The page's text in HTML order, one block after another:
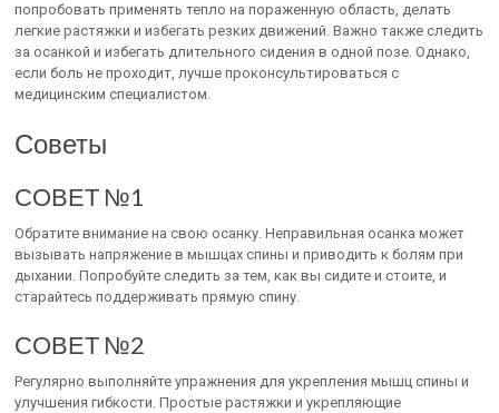
попробовать применять тепло на пораженную область, делать
легкие растяжки и избегать резких движений. Важно также следить
за осанкой и избегать длительного сидения в одной позе. Однако,
если боль не проходит, лучше проконсультироваться с
медицинским специалистом.
Советы
СОВЕТ №1
Обратите внимание на свою осанку. Неправильная осанка может
вызывать напряжение в мышцах спины и приводить к болям при
дыхании. Попробуйте следить за тем, как вы сидите и стоите, и
старайтесь поддерживать прямую спину.
СОВЕТ №2
Регулярно выполняйте упражнения для укрепления мышц спины и
улучшения гибкости. Простые растяжки и укрепляющие